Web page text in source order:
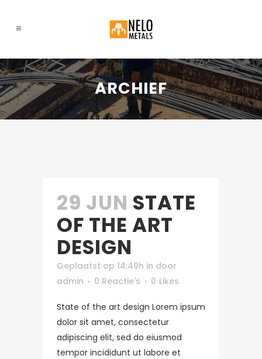
ARCHIEF
29 JUN STATE
OF THE ART
DESIGN
Geplaatst op 14:49h in door
admin
0 Reactie's 0 Likes
State of the art design Lorem ipsum
dolor sit amet, consectetur
adipiscing elit, sed do eiusmod
tempor incididunt ut labore et